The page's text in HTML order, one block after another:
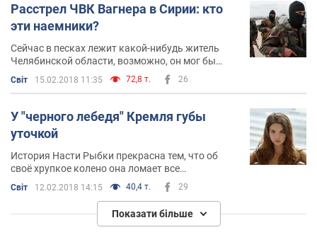
Расстрел ЧВК Вагнера в Сирии: кто
эти наемники?
Сейчас в песках лежит какой-нибудь житель
Челябинской области, возможно, он мог бы
стать вторым Илоном Маском или Джобсом, но
взятые кредиты, всеобщая безнадёга
Світ 15.02.2018 11:35 72,8 т. 26
У "черного лебедя" Кремля губы
уточкой
История Насти Рыбки прекрасна тем, что об
своё хрупкое колено она ломает все
божественные представления о тех, кто
управляет страной
Світ 12.02.2018 14:15 40,4 т. 29
Показати більше